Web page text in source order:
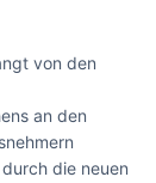
von den
an den
die neuen